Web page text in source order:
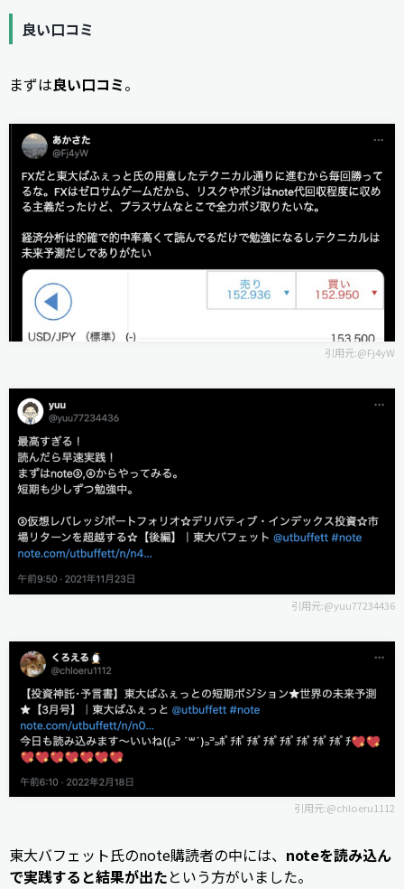
良い口コミ
まずは良い口コミ。
引用元:@Fj4yW
引用元:@yuu77234436
引用元:@chloeru1112
東大バフェット氏のnote購読者の中には、 noteを読み込ん
で実践すると結果が出たという方がいました。